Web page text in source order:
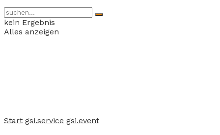
kein Ergebnis
Alles anzeigen
Start gsi.service gsi.event